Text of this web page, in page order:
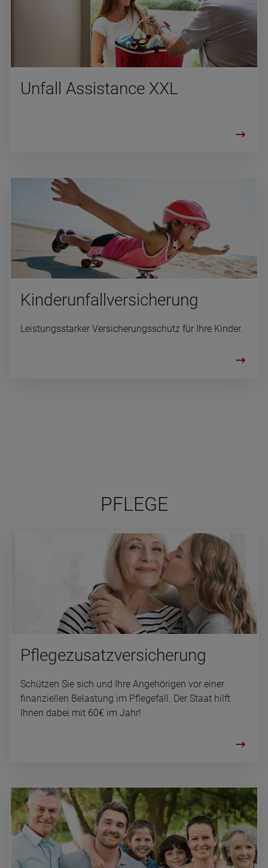
Un­fall Assi­stance XXL
Kin­der­un­fall­ver­si­che­rung
Leistungsstarker Versicherungsschutz für Ihre Kinder.
PFLE­GE
Pfle­ge­zu­satz­ver­si­che­rung
Schützen Sie sich und Ihre Angehörigen vor einer
finanziellen Belastung im Pflegefall. Der Staat hilft
Ihnen dabei mit 60€ im Jahr!